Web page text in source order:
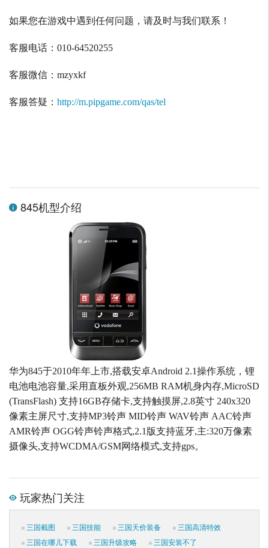
如果您在游戏中遇到任何问题，请及时与我们联系！
客服电话： 010-64520255
客服微信： mzyxkf
客服答疑： http://m.pipgame.com/qas/tel
845机型介绍
华为845于2010年年上市,搭载安卓Android 2.1操作系统，锂
电池电池容量,采用直板外观,256MB RAM机身内存,MicroSD
(TransFlash) 支持16GB存储卡,支持触摸屏,2.8英寸 240x320
像素主屏尺寸,支持MP3铃声 MID铃声 WAV铃声 AAC铃声
AMR铃声 OGG铃声铃声格式,2.1版支持蓝牙,主:320万像素
摄像头,支持WCDMA/GSM网络模式,支持gps。
玩家热门关注
三国截图 三国技能 三国天价装备
三国高清特效
三国在哪儿下载
三国升级攻略
三国安装不了